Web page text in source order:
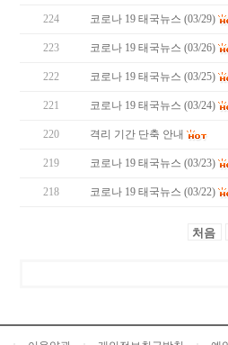
224 코로나 19 태국뉴스 (03/29)
223 코로나 19 태국뉴스 (03/26)
222 코로나 19 태국뉴스 (03/25)
221 코로나 19 태국뉴스 (03/24)
220 격리 기간 단축 안내
219 코로나 19 태국뉴스 (03/23)
218 코로나 19 태국뉴스 (03/22)
처음